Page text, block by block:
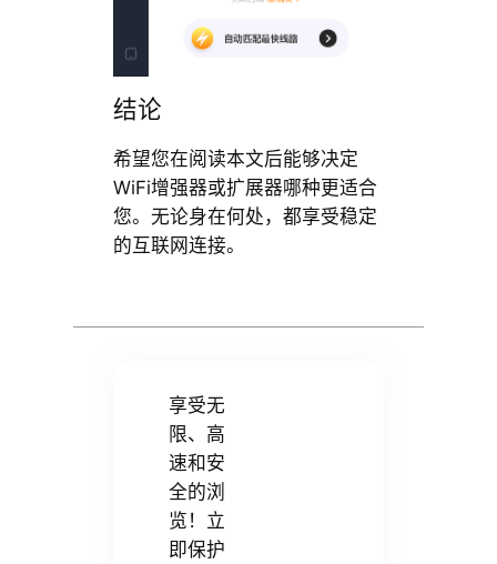
结论
希望您在阅读本文后能够决定
WiFi增强器或扩展器哪种更适合
您。无论身在何处，都享受稳定
的互联网连接。
享受无
限、高
速和安
全的浏
览！立
即保护